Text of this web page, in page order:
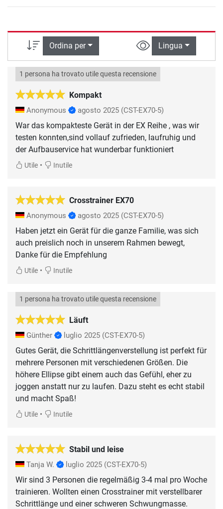
Ordina per Lingua
Kompakt
1 persona ha trovato utile questa recensione
Anonymous agosto 2025 (CST-EX70-5)
War das kompakteste Gerät in der EX Reihe , was wir
testen konnten,sind vollauf zufrieden, laufruhig und
der Aufbauservice hat wunderbar funktioniert
Utile • Inutile
Crosstrainer EX70
Anonymous agosto 2025 (CST-EX70-5)
Haben jetzt ein Gerät für die ganze Familie, was sich
auch preislich noch in unserem Rahmen bewegt,
Danke für die Empfehlung
Utile • Inutile
Läuft
1 persona ha trovato utile questa recensione
Günther luglio 2025 (CST-EX70-5)
Gutes Gerät, die Schrittlängenverstellung ist perfekt für
mehrere Personen mit verschiedenen Größen. Die
höhere Ellipse gibt einem auch das Gefühl, eher zu
joggen anstatt nur zu laufen. Dazu steht es echt stabil
und macht Spaß!
Utile • Inutile
Stabil und leise
Tanja W. luglio 2025 (CST-EX70-5)
Wir sind 3 Personen die regelmäßig 3-4 mal pro Woche
trainieren. Wollten einen Crosstrainer mit verstellbarer
Schrittlänge und einer schweren Schwungmasse.